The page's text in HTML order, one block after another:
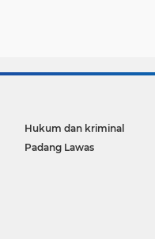
Hukum dan kriminal
Padang Lawas